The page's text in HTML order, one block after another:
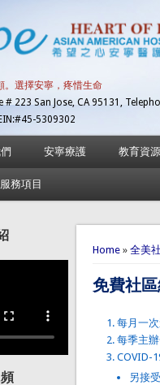
。選擇安寧，疼惜生命
# 223 San Jose, CA 95131,
5309302
安寧療護 教育資源
務項目
You are
Home »全美
免費社
每月一
每季主
COVID-
另接